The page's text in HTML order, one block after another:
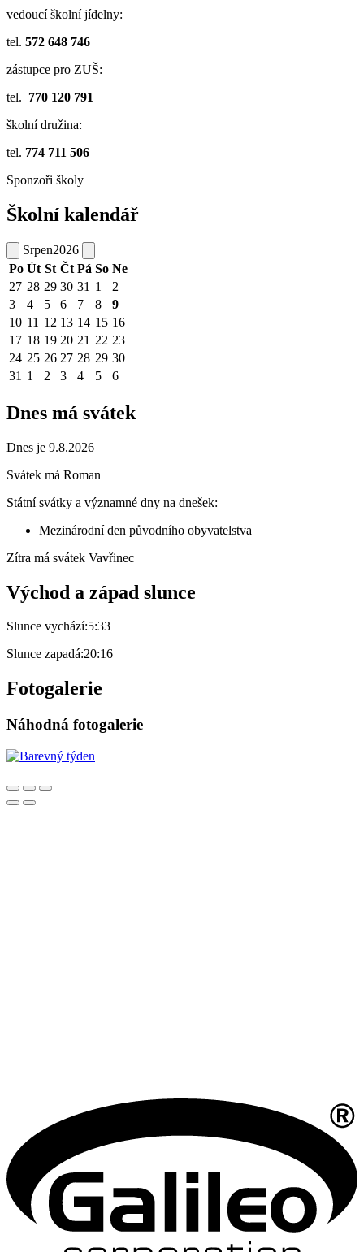
vedoucí školní jídelny:
tel. 572 648 746
zástupce pro ZUŠ:
tel. 770 120 791
školní družina:
tel. 774 711 506
Sponzoři školy
Školní kalendář
Srpen2026
Po Út St Čt Pá So Ne
27 28 29 30 31 1
2
3
4 5 6 7 8
9
10 11 12 13 14 15 16
17 18 19 20 21 22 23
24 25 26 27 28 29 30
31 1 2 3 4 5 6
Dnes má svátek
Dnes je 9.8.2026
Svátek má Roman
Státní svátky a významné dny na dnešek:
Mezinárodní den původního obyvatelstva
Zítra má svátek Vavřinec
Východ a západ slunce
Slunce vychází:5:33
Slunce zapadá:20:16
Fotogalerie
Náhodná fotogalerie